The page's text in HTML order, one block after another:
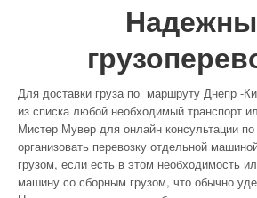
Для доставки груза по маршруту Днепр -
из списка любой необходимый транспорт
Мистер Мувер для онлайн консультации
организовать перевозку отдельной
грузом, если есть в этом необходимость
машину со сборным грузом, что обычно